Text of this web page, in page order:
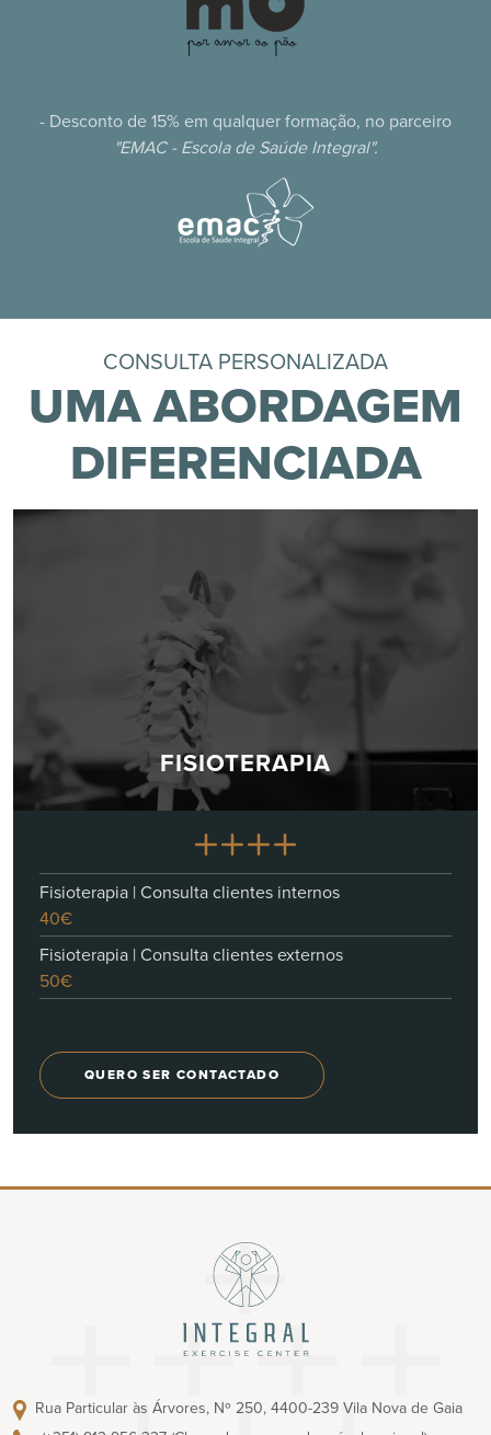
- Desconto de 15% em qualquer formação, no parceiro
"EMAC - Escola de Saúde Integral".
CONSULTA PERSONALIZADA
UMA ABORDAGEM
DIFERENCIADA
FISIOTERAPIA
Fisioterapia | Consulta clientes internos
40€
Fisioterapia | Consulta clientes externos
50€
QUERO SER CONTACTADO
Rua Particular às Árvores, Nº 250, 4400-239 Vila Nova de Gaia